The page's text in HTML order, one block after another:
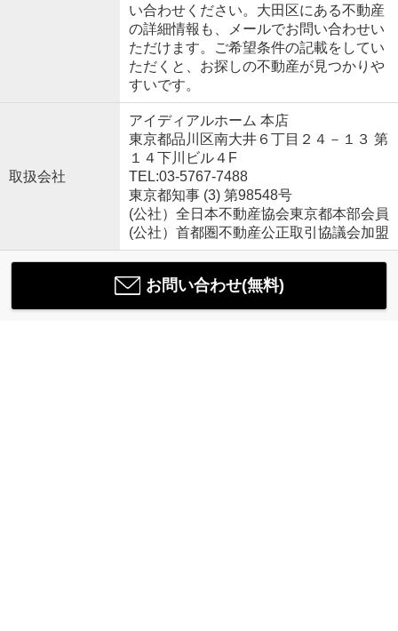
い合わせください。大田区にある不動産
の詳細情報も、メールでお問い合わせい
ただけます。ご希望条件の記載をしてい
ただくと、お探しの不動産が見つかりや
すいです。
取扱会社
アイディアルホーム 本店
東京都品川区南大井６丁目２４－１３ 第
１４下川ビル４F
TEL:03-5767-7488
東京都知事 (3) 第98548号
(公社）全日本不動産協会東京都本部会員
(公社）首都圏不動産公正取引協議会加盟
お問い合わせ(無料)